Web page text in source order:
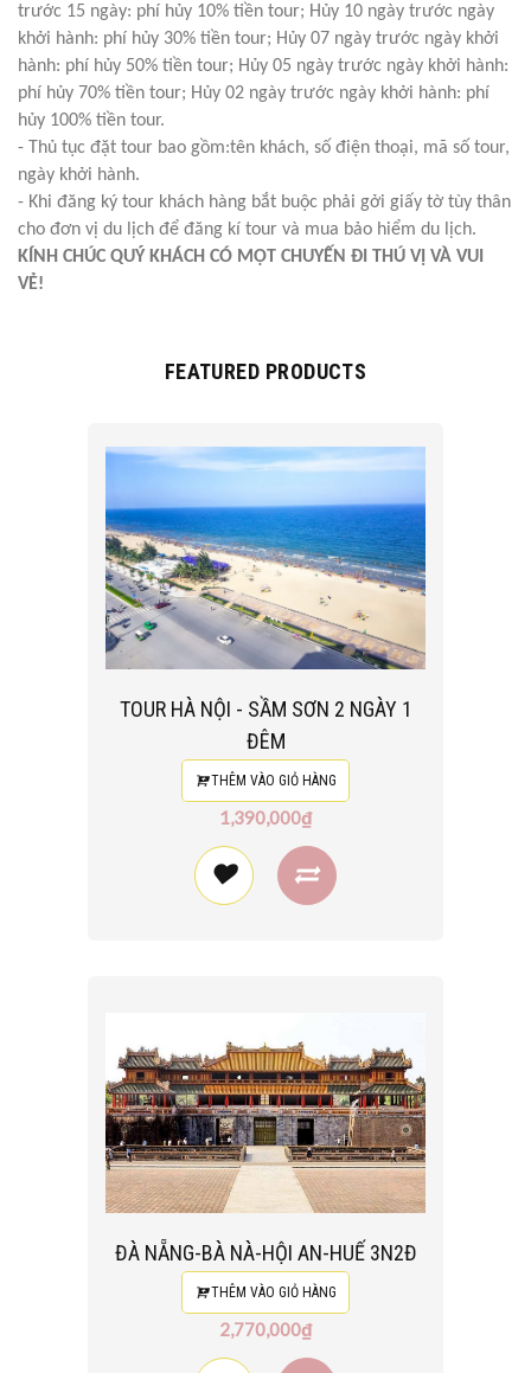
trước 15 ngày: phí hủy 10% tiền tour; Hủy 10 ngày trước ngày
khởi hành: phí hủy 30% tiền tour; Hủy 07 ngày trước ngày khởi
hành: phí hủy 50% tiền tour; Hủy 05 ngày trước ngày khởi hành:
phí hủy 70% tiền tour; Hủy 02 ngày trước ngày khởi hành: phí
hủy 100% tiền tour.
- Thủ tục đặt tour bao gồm:tên khách, số điện thoại, mã số tour,
ngày khởi hành.
- Khi đăng ký tour khách hàng bắt buộc phải gởi giấy tờ tùy thân
cho đơn vị du lịch để đăng kí tour và mua bảo hiểm du lịch.
KÍNH CHÚC QUÝ KHÁCH CÓ MỘT CHUYẾN ĐI THÚ VỊ VÀ VUI
VẺ!
FEATURED PRODUCTS
TOUR HÀ NỘI - SẦM SƠN 2 NGÀY 1
ĐÊM
THÊM VÀO GIỎ HÀNG
1,390,000₫
ĐÀ NẴNG-BÀ NÀ-HỘI AN-HUẾ 3N2Đ
THÊM VÀO GIỎ HÀNG
2,770,000₫